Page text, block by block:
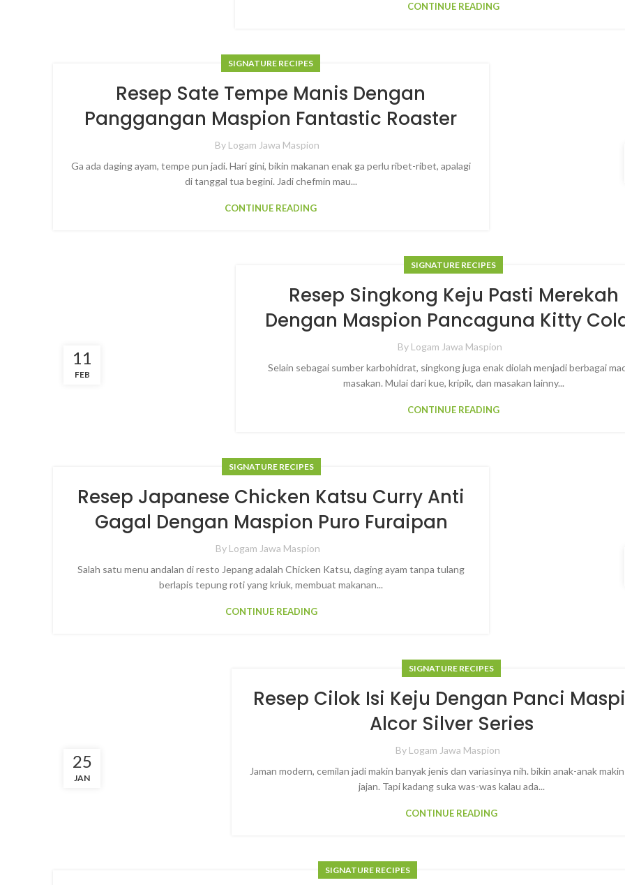
CONTINUE READING
SIGNATURE RECIPES
Resep Sate Tempe Manis Dengan
Panggangan Maspion Fantastic Roaster
By Logam Jawa Maspion
Ga ada daging ayam, tempe pun jadi. Hari gini, bikin makanan enak ga perlu ribet-ribet, apalagi
di tanggal tua begini. Jadi chefmin mau...
CONTINUE READING
11
FEB
SIGNATURE RECIPES
Resep Singkong Keju Pasti Merekah
Dengan Maspion Pancaguna Kitty
By Logam Jawa Maspion
Selain sebagai sumber karbohidrat, singkong juga enak diolah menjadi berbagai
masakan. Mulai dari kue, kripik, dan masakan lainny...
CONTINUE READING
SIGNATURE RECIPES
Resep Japanese Chicken Katsu Curry Anti
Gagal Dengan Maspion Puro Furaipan
By Logam Jawa Maspion
Salah satu menu andalan di resto Jepang adalah Chicken Katsu, daging ayam tanpa tulang
berlapis tepung roti yang kriuk, membuat makanan...
CONTINUE READING
25
JAN
SIGNATURE RECIPES
Resep Cilok Isi Keju Dengan Panci
Alcor Silver Series
By Logam Jawa Maspion
Jaman modern, cemilan jadi makin banyak jenis dan variasinya nih. bikin anak-anak
jajan. Tapi kadang suka was-was kalau ada...
CONTINUE READING
SIGNATURE RECIPES